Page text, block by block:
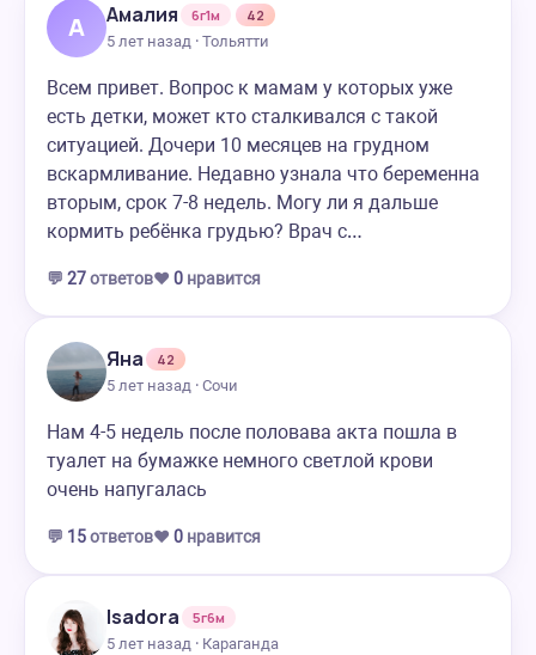
А Амалия 6г1м
42
5 лет назад · Тольятти
Всем привет. Вопрос к мамам у которых уже
есть детки, может кто сталкивался с такой
ситуацией. Дочери 10 месяцев на грудном
вскармливание. Недавно узнала что беременна
вторым, срок 7-8 недель. Могу ли я дальше
кормить ребёнка грудью? Врач с…
💬 27ответов❤️ 0 нравится
Яна
42
5 лет назад · Сочи
Нам 4-5 недель после половава акта пошла в
туалет на бумажке немного светлой крови
очень напугалась
💬 15ответов❤️ 0 нравится
Isadora
5г6м
5 лет назад · Караганда